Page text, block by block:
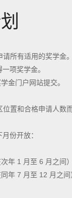
所有适用的奖学金。
项奖学金。
金门户网站提交。
置和合格申请人数而
份开放：
年 1 月至 6 月之间）
年 7 月至 12 月之间